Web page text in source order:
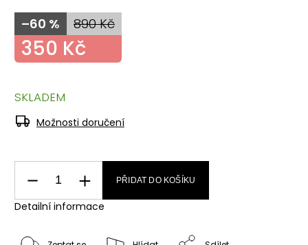
890 Kč
–60 %
350 Kč
SKLADEM
Možnosti doručení
PŘIDAT DO KOŠÍKU
Detailní informace